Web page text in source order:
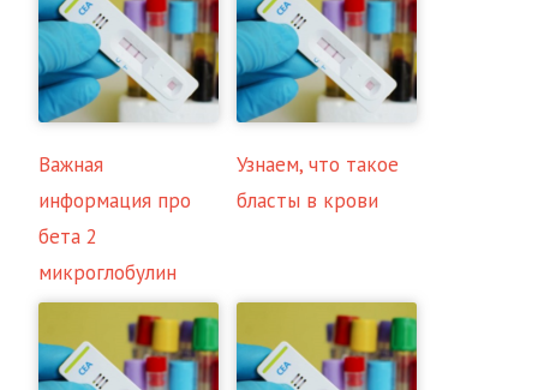
Важная
информация про
бета 2
микроглобулин
Узнаем, что такое
бласты в крови